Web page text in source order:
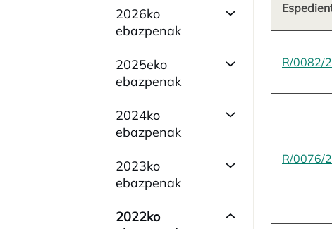
2026ko
ebazpenak
2025eko
ebazpenak
2024ko
ebazpenak
2023ko
ebazpenak
2022ko
R/0082/
R/0076/